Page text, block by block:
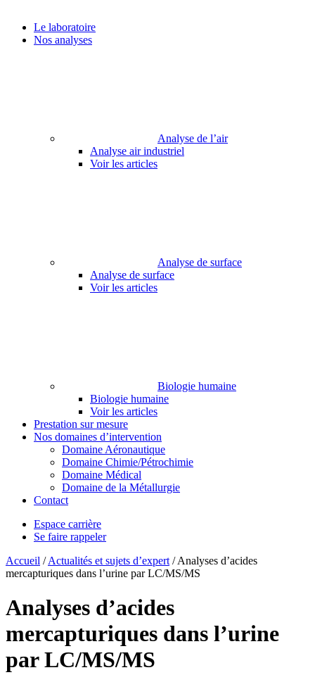
Le laboratoire
Nos analyses
Analyse de l’air
Analyse air industriel
Voir les articles
Analyse de surface
Analyse de surface
Voir les articles
Biologie humaine
Biologie humaine
Voir les articles
Prestation sur mesure
Nos domaines d’intervention
Domaine Aéronautique
Domaine Chimie/Pétrochimie
Domaine Médical
Domaine de la Métallurgie
Contact
Espace carrière
Se faire rappeler
Accueil /Actualités et sujets d’expert /Analyses d’acides
mercapturiques dans l’urine par LC/MS/MS
Analyses d’acides
mercapturiques dans l’urine
par LC/MS/MS